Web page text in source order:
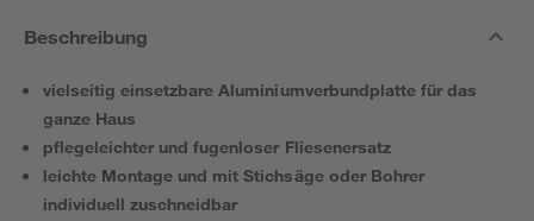
Beschreibung
vielseitig einsetzbare Aluminiumverbundplatte für das
ganze Haus
pflegeleichter und fugenloser Fliesenersatz
leichte Montage und mit Stichsäge oder Bohrer
individuell zuschneidbar